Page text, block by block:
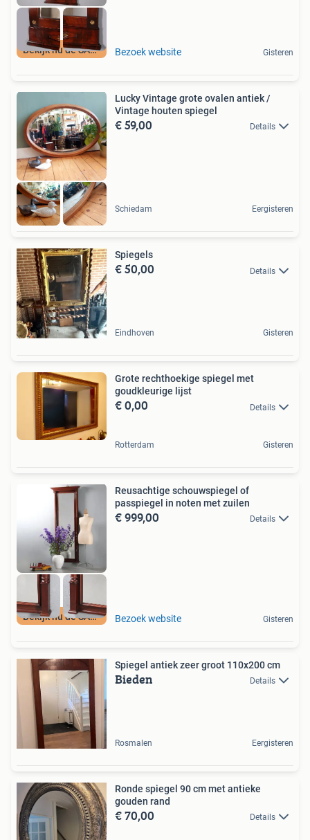
Bekijk nu de SALE Bezoek website Gisteren
Lucky Vintage grote ovalen antiek /
Vintage houten spiegel
€ 59,00 Details
Schiedam Eergisteren
Spiegels
€ 50,00 Details
Eindhoven Gisteren
Grote rechthoekige spiegel met
goudkleurige lijst
€ 0,00 Details
Rotterdam Gisteren
Bekijk nu de SALE
Reusachtige schouwspiegel of
passpiegel in noten met zuilen
€ 999,00 Details
Bezoek website Gisteren
Spiegel antiek zeer groot 110x200 cm
Bieden Details
Rosmalen Eergisteren
Ronde spiegel 90 cm met antieke
gouden rand
€ 70,00 Details